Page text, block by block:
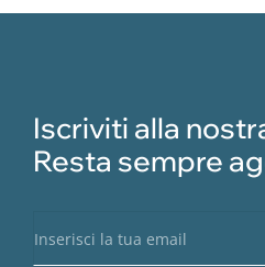
Iscriviti alla
Resta sempre